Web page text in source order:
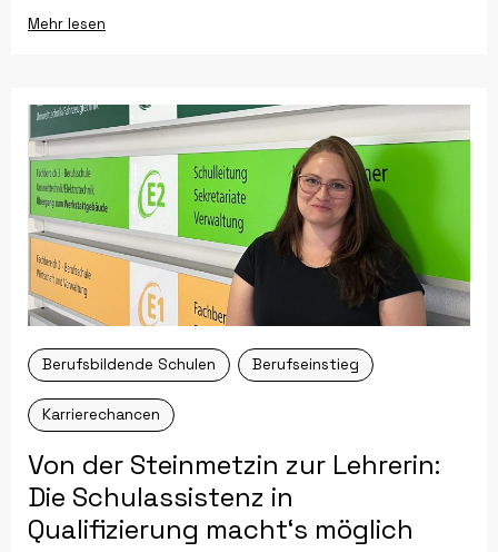
Mehr lesen
Berufsbildende Schulen Berufseinstieg
Karrierechancen
Von der Steinmetzin zur Lehrerin:
Die Schulassistenz in
Qualifizierung macht‘s möglich